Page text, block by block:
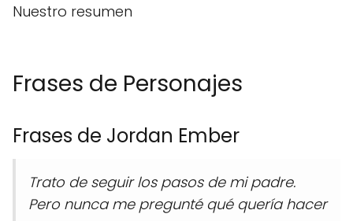
Nuestro resumen
Frases de Personajes
Frases de Jordan Ember
Trato de seguir los pasos de mi padre.
Pero nunca me pregunté qué quería hacer